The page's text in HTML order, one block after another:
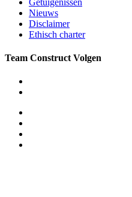
Nieuws
Disclaimer
Ethisch charter
Team Construct Volgen